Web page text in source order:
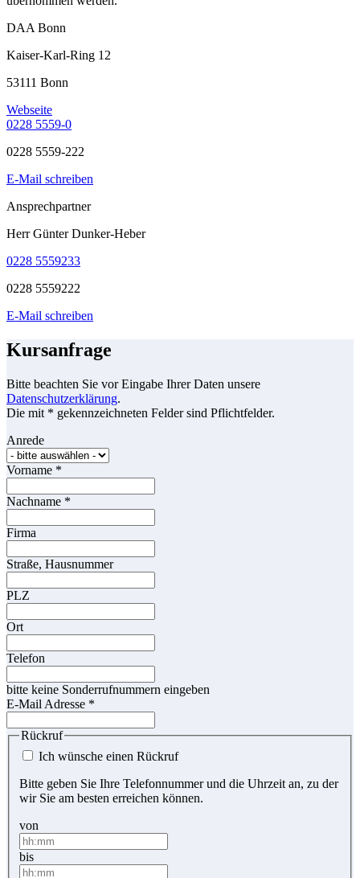
DAA Bonn
Kaiser-Karl-Ring 12
53111 Bonn
Webseite
0228 5559-0
0228 5559-222
E-Mail schreiben
Ansprechpartner
Herr Günter Dunker-Heber
0228 5559233
0228 5559222
E-Mail schreiben
Kursanfrage
Bitte beachten Sie vor Eingabe Ihrer Daten unsere
Datenschutzerklärung.
Die mit * gekennzeichneten Felder sind Pflichtfelder.
Anrede
Vorname *
Nachname *
Firma
Straße, Hausnummer
PLZ
Ort
Telefon
bitte keine Sonderrufnummern eingeben
E-Mail Adresse *
Rückruf
Ich wünsche einen Rückruf
Bitte geben Sie Ihre Telefonnummer und die Uhrzeit an, zu der
wir Sie am besten erreichen können.
von
bis